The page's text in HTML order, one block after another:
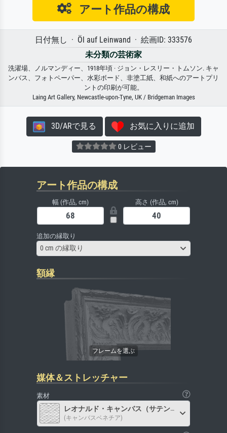
アート作品の構成
日付無し · Öl auf Leinwand · 絵画ID: 333576
未分類の芸術家
洗濯場、ノルマンディー、1918年頃 · ジョン・レスリー・トムソン. キャ
ンバス、フォトペーパー、水彩ボード、非塗工紙、和紙へのアートプリ
ントの印刷が可能。
Laing Art Gallery, Newcastle-upon-Tyne, UK / Bridgeman Images
3D/ARで見る お気に入りに追加
0 レビュー
アート作品の構成
幅 (作品, cm) 高さ (作品, cm)
追加の縁取り
0 cm の縁取り
額縁
媒体＆ストレッチャー
素材
レオナルド・キャンバス（サテン）
(キャンバスベネチア)